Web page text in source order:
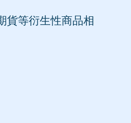
貨等衍生性商品相